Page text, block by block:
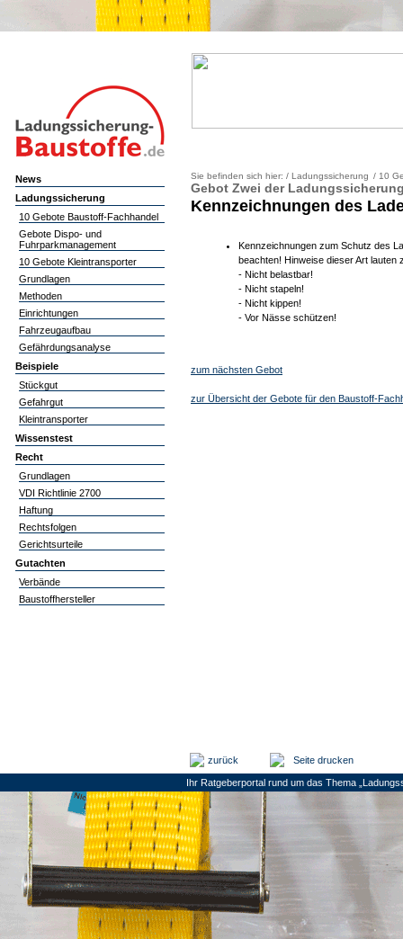
News
Ladungssicherung
10 Gebote Baustoff-Fachhandel
Gebote Dispo- und
Fuhrparkmanagement
10 Gebote Kleintransporter
Grundlagen
Methoden
Einrichtungen
Fahrzeugaufbau
Gefährdungsanalyse
Beispiele
Stückgut
Gefahrgut
Kleintransporter
Wissenstest
Recht
Grundlagen
VDI Richtlinie 2700
Haftung
Rechtsfolgen
Gerichtsurteile
Gutachten
Verbände
Baustoffhersteller
Sie befinden sich hier: / Ladungssicherung / 10
Gebot Zwei der
Kennzeichnungen des
Kennzeichnungen zum Schutz des
beachten! Hinweise dieser Art lauten
- Nicht belastbar!
- Nicht stapeln!
- Nicht kippen!
- Vor Nässe schützen!
zum nächsten Gebot
zur Übersicht der Gebote für den Baustoff-
zurück Seite drucken
Ihr Ratgeberportal rund um das Thema